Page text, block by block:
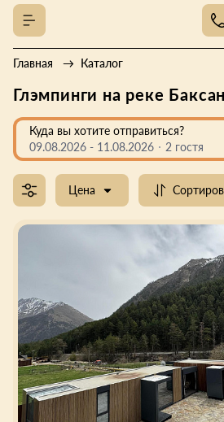
Главная Каталог
Глэмпинги на реке Баксан
Куда вы хотите отправиться?
09.08.2026 - 11.08.2026 2 гостя
Цена